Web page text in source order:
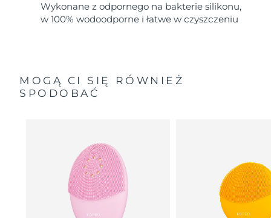
Wykonane z odpornego na bakterie silikonu,
w 100% wodoodporne i łatwe w czyszczeniu
MOGĄ CI SIĘ RÓWNIEŻ
SPODOBAĆ